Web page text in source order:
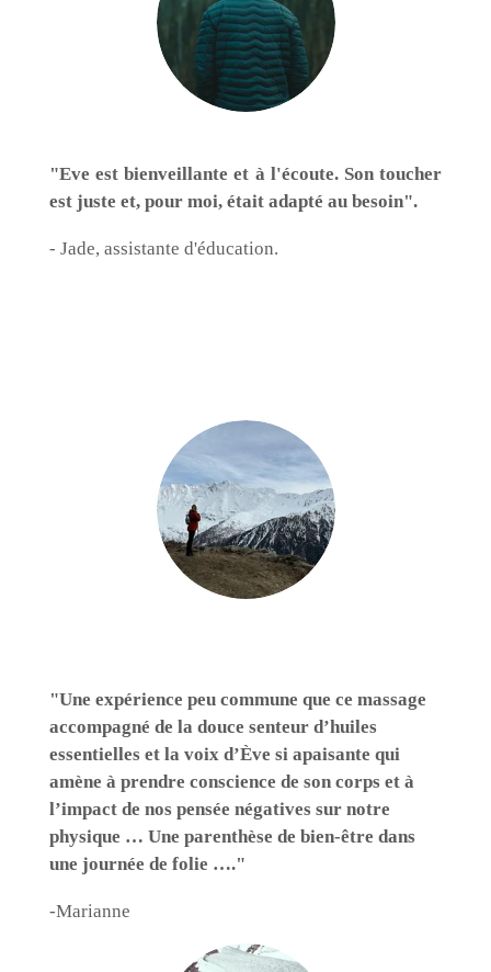
"Eve est bienveillante et à l'écoute. Son toucher
est juste et, pour moi, était adapté au besoin".
- Jade, assistante d'éducation.
"Une expérience peu commune que ce massage
accompagné de la douce senteur d’huiles
essentielles et la voix d’Ève si apaisante qui
amène à prendre conscience de son corps et à
l’impact de nos pensée négatives sur notre
physique … Une parenthèse de bien-être dans
une journée de folie …."
-Marianne